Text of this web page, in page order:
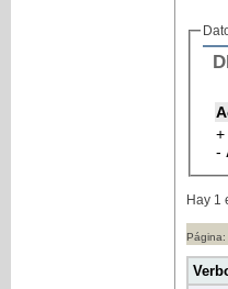
+
-
Hay 1
Página: